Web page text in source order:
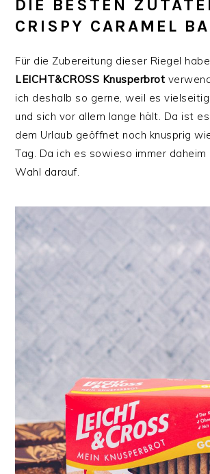
DIE BESTEN
CRISPY CARAMEL
Für die Zubereitung dieser Riegel
LEICHT&CROSS Knusperbrot
ich deshalb so gerne, weil es
und sich vor allem lange hält. Da ist
dem Urlaub geöffnet noch knusprig
Tag. Da ich es sowieso immer daheim
Wahl darauf.